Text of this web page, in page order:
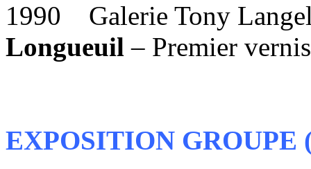
1990 Galerie Tony
Longueuil – Premier
EXPOSITION GROUPE